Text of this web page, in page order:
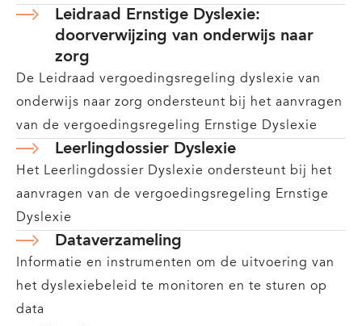
Leidraad Ernstige Dyslexie:
doorverwijzing van onderwijs naar
zorg
De Leidraad vergoedingsregeling dyslexie van
onderwijs naar zorg ondersteunt bij het aanvragen
van de vergoedingsregeling Ernstige Dyslexie
Leerlingdossier Dyslexie
Het Leerlingdossier Dyslexie ondersteunt bij het
aanvragen van de vergoedingsregeling Ernstige
Dyslexie
Dataverzameling
Informatie en instrumenten om de uitvoering van
het dyslexiebeleid te monitoren en te sturen op
data